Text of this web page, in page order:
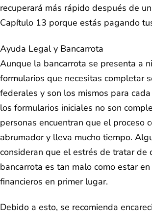
recuperará más rápido después de
Capítulo 13 porque estás pagando
Ayuda Legal y Bancarrota
Aunque la bancarrota se presenta a
formularios que necesitas completar
federales y son los mismos para
los formularios iniciales no son
personas encuentran que el proceso
abrumador y lleva mucho tiempo.
consideran que el estrés de tratar de
bancarrota es tan malo como estar
financieros en primer lugar.
Debido a esto, se recomienda